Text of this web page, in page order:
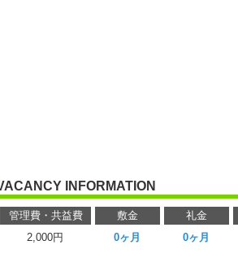
INFORMATION
管理費・共益費 敷金 礼金
2,000円 0ヶ月 0ヶ月